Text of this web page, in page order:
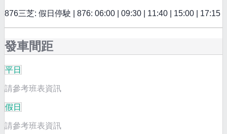
876三芝: 假日停駛 | 876: 06:00 | 09:30 | 11:40 | 15:00 | 17:15
發車間距
平日
請參考班表資訊
假日
請參考班表資訊